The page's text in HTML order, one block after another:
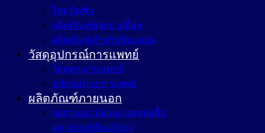
ไหมขัดฟัน
ผลิตภัณฑ์ช่องปากอื่นๆ
ผลิตภัณฑ์สำหรับฟันปลอม
วัสดุอุปกรณ์การแพทย์
วัสดุทางการแพทย์
อุปกรณ์ทางการแพทย์
ผลิตภัณฑ์ภายนอก
ถุงยางอนามัยและเจลหล่อลื่น
พลาสเตอร์ติดแก้ปวด